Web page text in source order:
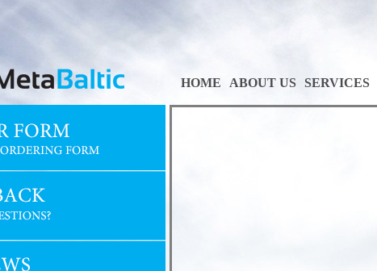
HOME ABOUT US SERVICES